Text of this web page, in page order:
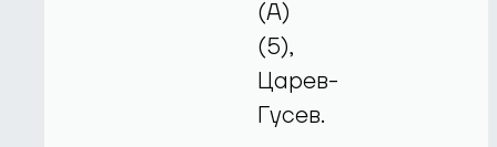
(А)
(5),
Царев-
Гусев.